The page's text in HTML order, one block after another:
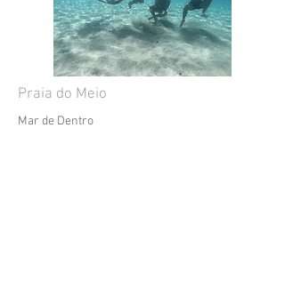
Praia do Meio
Mar de Dentro